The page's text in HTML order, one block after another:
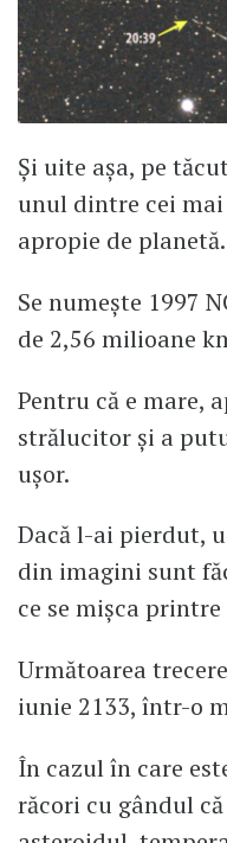
Și uite așa, pe
unul dintre cei
apropie de planetă.
Se numește 1997
de 2,56 milioane
Pentru că e mare,
strălucitor și a
ușor.
Dacă l-ai pierdut,
din imagini sunt
ce se mișca printre
Următoarea
iunie 2133, într-o
În cazul în care
răcori cu gândul